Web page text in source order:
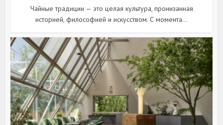
Чайные традиции — это целая культура, пронизанная
историей, философией и искусством. С момента...